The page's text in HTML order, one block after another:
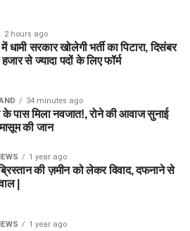
2 hours ago
धामी सरकार खोलेगी भर्ती का पिटारा, दिसंबर
से ज्यादा पदों के लिए फॉर्म
34 minutes ago
पास मिला नवजात!, रोने की आवाज सुनाई
की जान
1 year ago
की ज़मीन को लेकर विवाद, दफनाने से
|
1 year ago